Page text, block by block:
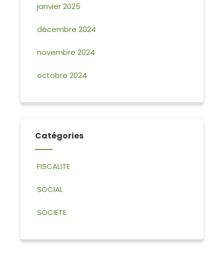
janvier 2025
décembre 2024
novembre 2024
octobre 2024
Catégories
FISCALITE
SOCIAL
SOCIETE